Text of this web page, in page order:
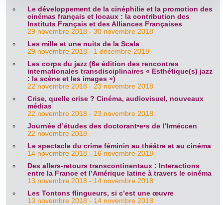
section « Détails ». Vous pouvez modifier ou retirer votre
consentement à tout moment à partir de la déclaration sur
les cookies.
Les cookies nous permettent de personnaliser le contenu
et les annonces, d'offrir des fonctionnalités relatives aux
médias sociaux et d'analyser notre trafic. Nous
partageons également des informations sur l'utilisation de
notre site avec nos partenaires de médias sociaux, de
d'autres informations que vous leur avez fournies ou qu'ils
ont collectées lors de votre utilisation de leurs services.
Le développement de la cinéphilie et la promotion des
cinémas français et locaux : la contribution des
Instituts Français et des Alliances Françaises
29 novembre 2018 - 30 novembre 2018
Les mille et une nuits de la Scala
29 novembre 2018 - 1 décembre 2018
Les corps du jazz (6e édition des rencontres
internationales transdisciplinaires « Esthétique(s) jazz
: la scène et les images »)
22 novembre 2018 - 23 novembre 2018
Crise, quelle crise ? Cinéma, audiovisuel, nouveaux
médias
22 novembre 2018 - 23 novembre 2018
Journée d’études des doctorant•e•s de l’Irméccen
22 novembre 2018
Le spectacle du crime féminin au théâtre et au cinéma
14 novembre 2018 - 16 novembre 2018
Des allers-retours transcontinentaux : Interactions
entre la France et l’Amérique latine à travers le cinéma
13 novembre 2018 - 14 novembre 2018
Les Tontons flingueurs, si c’est une œuvre
13 novembre 2018 - 14 novembre 2018